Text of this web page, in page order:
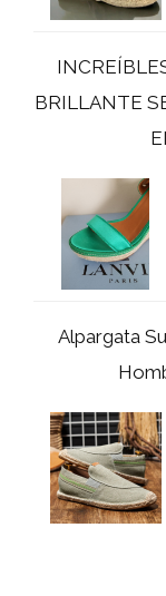
BRILLANTE
Alpargata